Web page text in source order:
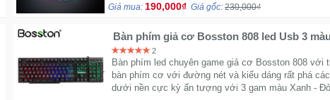
Giá mua: 190,000₫ Giá gốc: 230,000₫
Bàn phím giả cơ Bosston 808 led Usb
2
Bàn phím led chuyên game giả cơ Bosston 808 với
bàn phím cơ với đường nét và kiểu dáng rất phá
dưới nền cực kỳ ấn tượng với 3 gam màu Xanh -